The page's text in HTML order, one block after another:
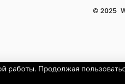
© 2025
работы. Продолжая